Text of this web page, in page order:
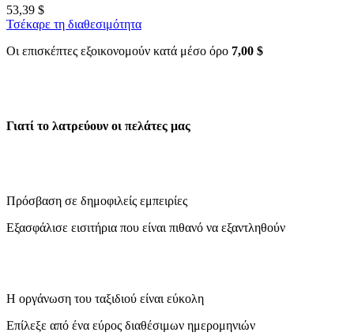
53,39 $
Τσέκαρε τη διαθεσιμότητα
Οι επισκέπτες εξοικονομούν κατά μέσο όρο 7,00 $
Γιατί το λατρεύουν οι πελάτες μας
Πρόσβαση σε δημοφιλείς εμπειρίες
Εξασφάλισε εισιτήρια που είναι πιθανό να εξαντληθούν
Η οργάνωση του ταξιδιού είναι εύκολη
Επίλεξε από ένα εύρος διαθέσιμων ημερομηνιών